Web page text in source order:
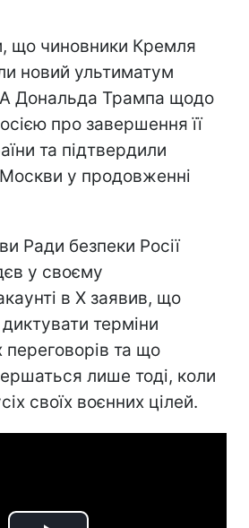
що чиновники Кремля
новий ультиматум
Дональда Трампа щодо
про завершення її
та підтвердили
Москви у продовженні
Ради безпеки Росії
у своєму
в X заявив, що
терміни
та що
лише тоді, коли
своїх воєнних цілей.